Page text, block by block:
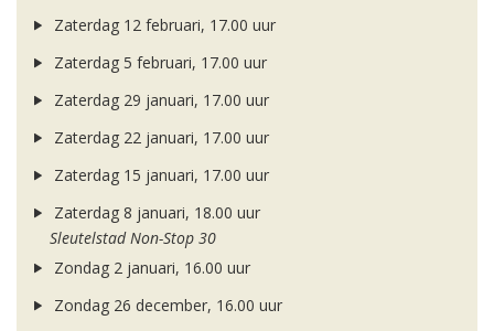
Zaterdag 12 februari, 17.00 uur
Zaterdag 5 februari, 17.00 uur
Zaterdag 29 januari, 17.00 uur
Zaterdag 22 januari, 17.00 uur
Zaterdag 15 januari, 17.00 uur
Zaterdag 8 januari, 18.00 uur
Sleutelstad Non-Stop 30
Zondag 2 januari, 16.00 uur
Zondag 26 december, 16.00 uur